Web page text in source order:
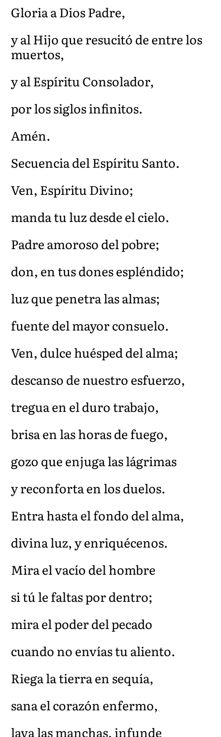
Gloria a Dios Padre,
y al Hijo que resucitó de entre los
muertos,
y al Espíritu Consolador,
por los siglos infinitos.
Amén.
Secuencia del Espíritu Santo.
Ven, Espíritu Divino;
manda tu luz desde el cielo.
Padre amoroso del pobre;
don, en tus dones espléndido;
luz que penetra las almas;
fuente del mayor consuelo.
Ven, dulce huésped del alma;
descanso de nuestro esfuerzo,
tregua en el duro trabajo,
brisa en las horas de fuego,
gozo que enjuga las lágrimas
y reconforta en los duelos.
Entra hasta el fondo del alma,
divina luz, y enriquécenos.
Mira el vacío del hombre
si tú le faltas por dentro;
mira el poder del pecado
cuando no envías tu aliento.
Riega la tierra en sequía,
sana el corazón enfermo,
lava las manchas, infunde